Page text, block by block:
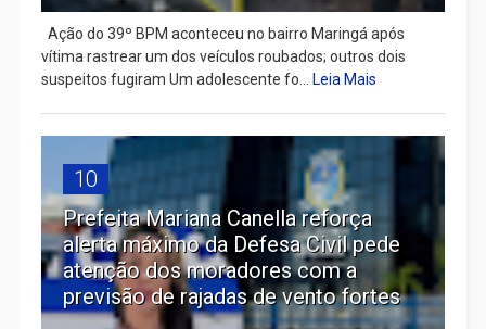
Ação do 39º BPM aconteceu no bairro Maringá após
vítima rastrear um dos veículos roubados; outros dois
suspeitos fugiram Um adolescente fo... Leia Mais
10
Prefeita Mariana Canella reforça
alerta máximo da Defesa Civil pede
atenção dos moradores com a
previsão de rajadas de vento fortes